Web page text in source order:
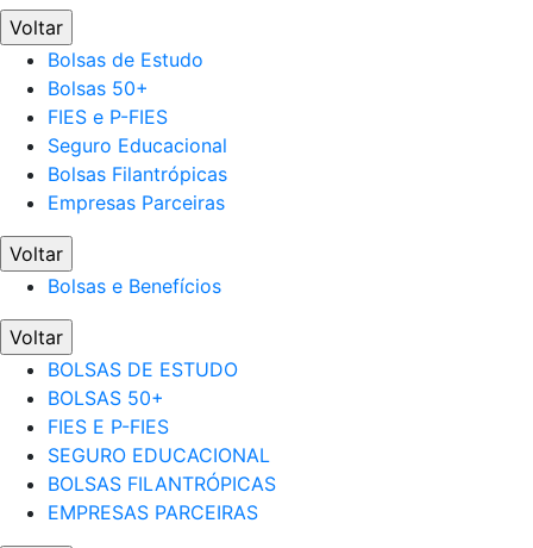
Voltar
Bolsas de Estudo
Bolsas 50+
FIES e P-FIES
Seguro Educacional
Bolsas Filantrópicas
Empresas Parceiras
Voltar
Bolsas e Benefícios
Voltar
BOLSAS DE ESTUDO
BOLSAS 50+
FIES E P-FIES
SEGURO EDUCACIONAL
BOLSAS FILANTRÓPICAS
EMPRESAS PARCEIRAS